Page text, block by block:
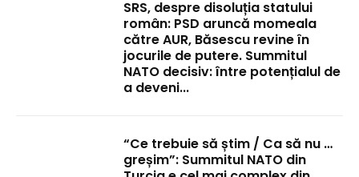
SRS, despre disoluția statului
român: PSD aruncă momeala
către AUR, Băsescu revine în
jocurile de putere. Summitul
NATO decisiv: între potențialul de
a deveni...
“Ce trebuie să știm / Ca să nu …
greșim”: Summitul NATO din